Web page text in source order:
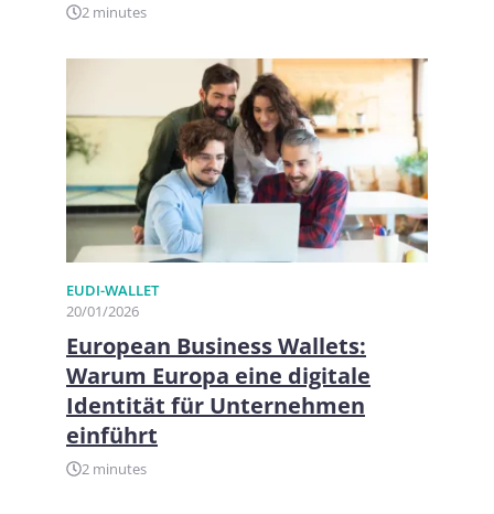
2 minutes
EUDI-WALLET
20/01/2026
European Business Wallets:
Warum Europa eine digitale
Identität für Unternehmen
einführt
2 minutes